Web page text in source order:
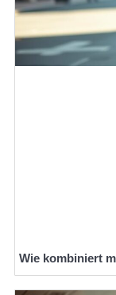
Wie kombiniert